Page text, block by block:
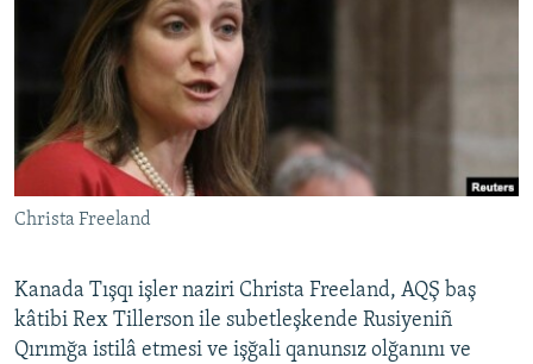
BLOGLAR
FİKİR
Русский
Українською
QOŞULIÑIZ!
RFE/RS bütün saytları
Christa Freeland
Kanada Tışqı işler naziri Christa Freeland, AQŞ baş
kâtibi Rex Tillerson ile subetleşkende Rusiyeniñ
Qırımğa istilâ etmesi ve işğali qanunsız olğanını ve